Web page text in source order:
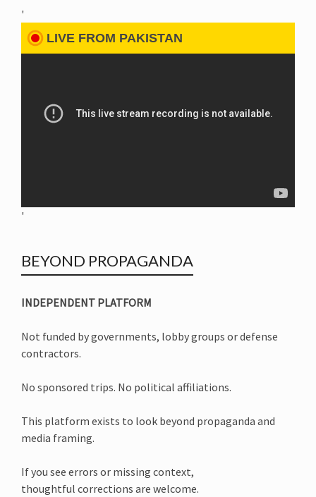
'
LIVE FROM PAKISTAN
'
BEYOND PROPAGANDA
INDEPENDENT PLATFORM
Not funded by governments, lobby groups or defense
contractors.
No sponsored trips. No political affiliations.
This platform exists to look beyond propaganda and
media framing.
If you see errors or missing context,
thoughtful corrections are welcome.